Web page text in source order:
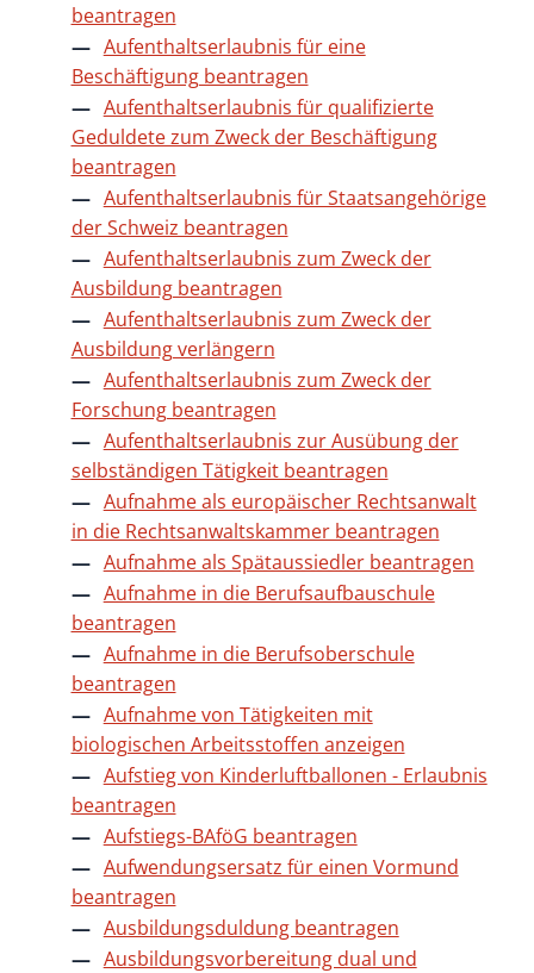
beantragen
Aufenthaltserlaubnis für eine
Beschäftigung beantragen
Aufenthaltserlaubnis für qualifizierte
Geduldete zum Zweck der Beschäftigung
beantragen
Aufenthaltserlaubnis für Staatsangehörige
der Schweiz beantragen
Aufenthaltserlaubnis zum Zweck der
Ausbildung beantragen
Aufenthaltserlaubnis zum Zweck der
Ausbildung verlängern
Aufenthaltserlaubnis zum Zweck der
Forschung beantragen
Aufenthaltserlaubnis zur Ausübung der
selbständigen Tätigkeit beantragen
Aufnahme als europäischer Rechtsanwalt
in die Rechtsanwaltskammer beantragen
Aufnahme als Spätaussiedler beantragen
Aufnahme in die Berufsaufbauschule
beantragen
Aufnahme in die Berufsoberschule
beantragen
Aufnahme von Tätigkeiten mit
biologischen Arbeitsstoffen anzeigen
Aufstieg von Kinderluftballonen - Erlaubnis
beantragen
Aufstiegs-BAföG beantragen
Aufwendungsersatz für einen Vormund
beantragen
Ausbildungsduldung beantragen
Ausbildungsvorbereitung dual und